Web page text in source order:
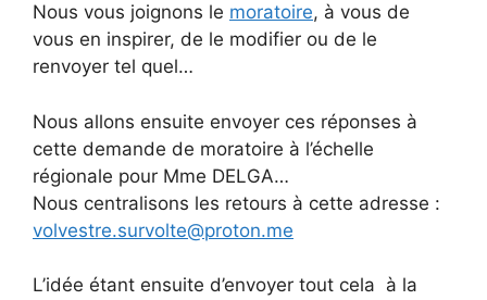
Nous vous joignons le moratoire, à vous de
vous en inspirer, de le modifier ou de le
renvoyer tel quel…
Nous allons ensuite envoyer ces réponses à
cette demande de moratoire à l’échelle
régionale pour Mme DELGA…
Nous centralisons les retours à cette adresse :
volvestre.survolte@proton.me
L’idée étant ensuite d’envoyer tout cela à la